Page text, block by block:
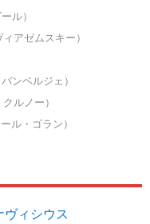
ル）
ィアゼムスキー）
ンベルジェ）
ルノー）
ル・ゴラン）
ヴィシウス